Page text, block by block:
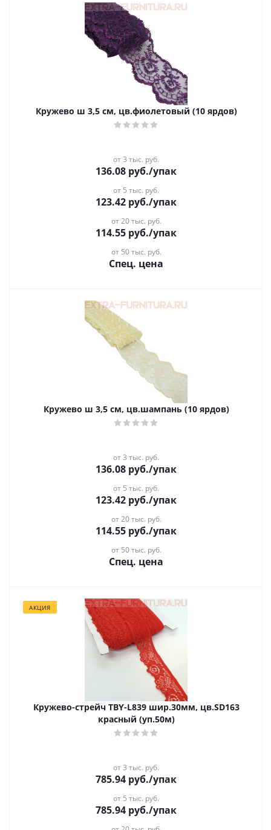
Кружево ш 3,5 см, цв.фиолетовый (10 ярдов)
от 3 тыс. руб.
136.08 руб./упак
от 5 тыс. руб.
123.42 руб./упак
от 20 тыс. руб.
114.55 руб./упак
от 50 тыс. руб.
Спец. цена
Кружево ш 3,5 см, цв.шампань (10 ярдов)
от 3 тыс. руб.
136.08 руб./упак
от 5 тыс. руб.
123.42 руб./упак
от 20 тыс. руб.
114.55 руб./упак
от 50 тыс. руб.
Спец. цена
АКЦИЯ
Кружево-стрейч TBY-L839 шир.30мм, цв.SD163
красный (уп.50м)
от 3 тыс. руб.
785.94 руб./упак
от 5 тыс. руб.
785.94 руб./упак